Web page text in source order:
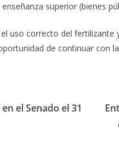
superior (bienes
uso correcto del
de continuar con
el Senado el 31